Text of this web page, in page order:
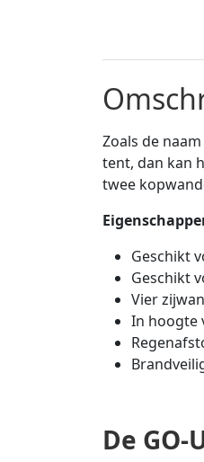
Zoals de
tent, dan kan
twee
Geschikt
Geschikt
Vier
In hoogte
De